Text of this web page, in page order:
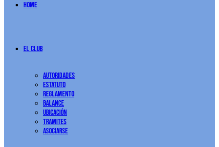
Home
El Club
Autoridades
Estatuto
Reglamento
Balance
Ubicación
Tramites
Asociarse